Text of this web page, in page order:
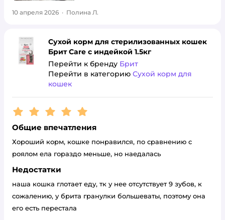
10 апреля 2026 · Полина Л.
Сухой корм для стерилизованных кошек
Брит Care с индейкой 1.5кг
Перейти к бренду Брит
Перейти в категорию Сухой корм для
кошек
Рейтинг:5
Общие впечатления
Хороший корм, кошке понравился, по сравнению с
роялом ела гораздо меньше, но наедалась
Недостатки
наша кошка глотает еду, тк у нее отсутствует 9 зубов, к
сожалению, у брита гранулки большеваты, поэтому она
его есть перестала